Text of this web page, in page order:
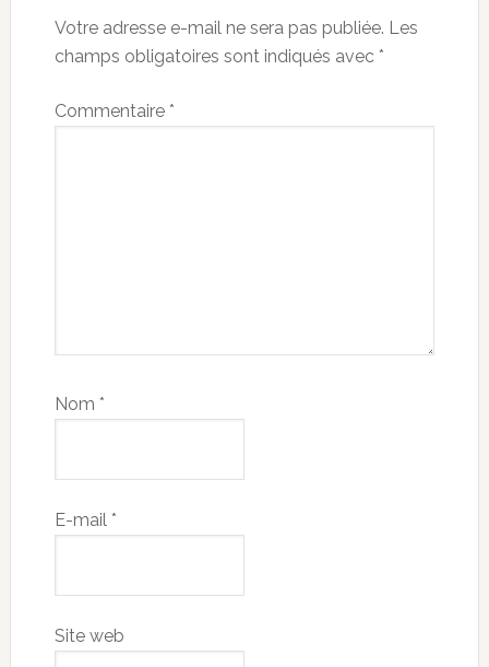
Votre adresse e-mail ne sera pas publiée. Les
champs obligatoires sont indiqués avec *
Commentaire *
Nom *
E-mail *
Site web